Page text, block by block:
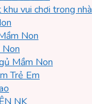
vui chơi trong nhà
Non
Mầm Non
Trẻ Em